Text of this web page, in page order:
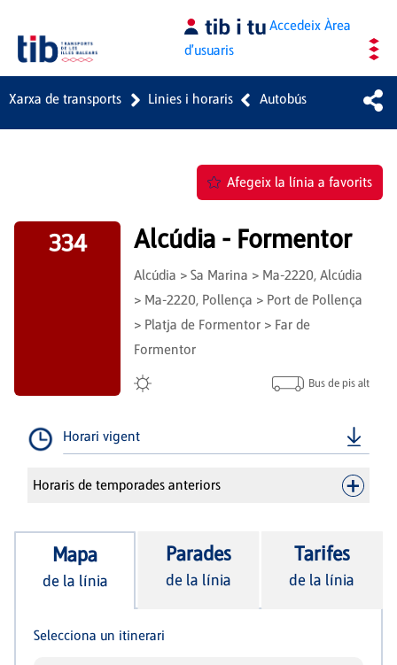
AccedeixÀrea
d'usuaris
Xarxa de transports Linies i horaris Autobús
Afegeix la línia a favorits
334 Alcúdia - Formentor
Alcúdia > Sa Marina > Ma-2220, Alcúdia
> Ma-2220, Pollença > Port de Pollença
> Platja de Formentor > Far de
Formentor
Bus de pis alt
Horari vigent
Horaris de temporades anteriors
Mapa
de la línia
Parades
de la línia
Tarifes
de la línia